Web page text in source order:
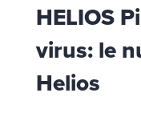
HELIOS
virus: le
Helios